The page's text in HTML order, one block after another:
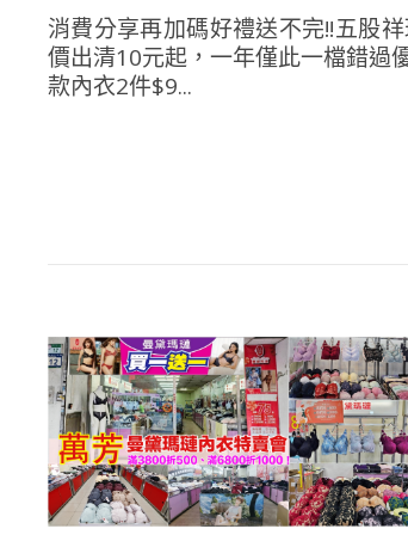
消費分享再加碼好禮送不完!!五股
價出清10元起，一年僅此一檔錯過
款內衣2件$9...